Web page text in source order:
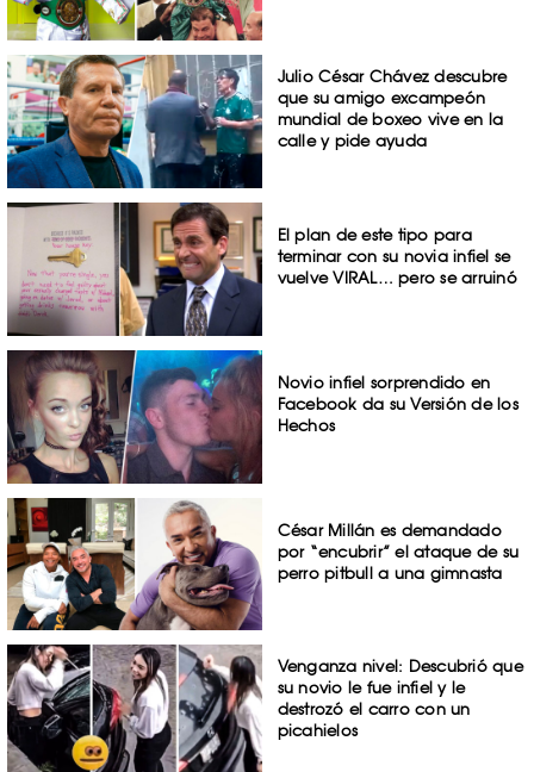
Julio César Chávez descubre
que su amigo excampeón
mundial de boxeo vive en la
calle y pide ayuda
El plan de este tipo para
terminar con su novia infiel se
vuelve VIRAL… pero se arruinó
Novio infiel sorprendido en
Facebook da su Versión de los
Hechos
César Millán es demandado
por “encubrir” el ataque de su
perro pitbull a una gimnasta
Venganza nivel: Descubrió que
su novio le fue infiel y le
destrozó el carro con un
picahielos